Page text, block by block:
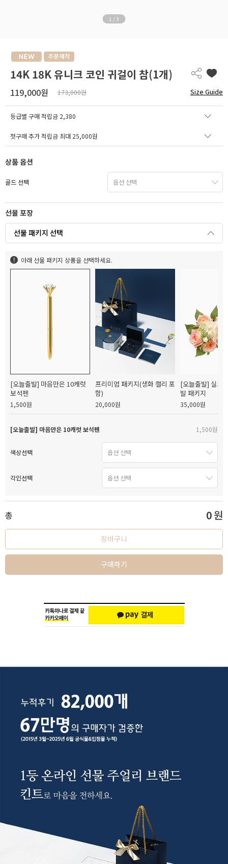
1 / 3
14K 18K 유니크 코인 귀걸이 참(1개)
119,000원 173,000원 Size Guide
등급별 구매 적립금 2,380
첫구매 추가 적립금 최대 25,000원
상품 옵션
골드 선택
선물 포장
선물 패키지 선택
아래 선물 패키지 상품을 선택하세요.
[오늘출발] 마음만은 10캐럿
보석펜
1,500원
프리미엄 패키지(생화 캘리 포
함)
20,000원
[오늘출발] 실크
발 패키지
35,000원
[오늘출발] 마음만은 10캐럿 보석펜 1,500원
색상선택
각인선택
총 0원
장바구니
구매하기